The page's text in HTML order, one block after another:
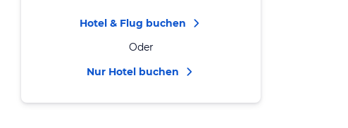
Hotel & Flug buchen
Oder
Nur Hotel buchen